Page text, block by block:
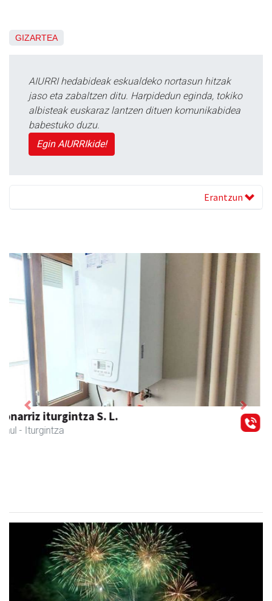
GIZARTEA
AIURRI hedabideak eskualdeko nortasun hitzak
jaso eta zabaltzen ditu. Harpidedun eginda, tokiko
albisteak euskaraz lantzen dituen komunikabidea
babestuko duzu.
Egin AIURRIkide!
Erantzun
Previous Next